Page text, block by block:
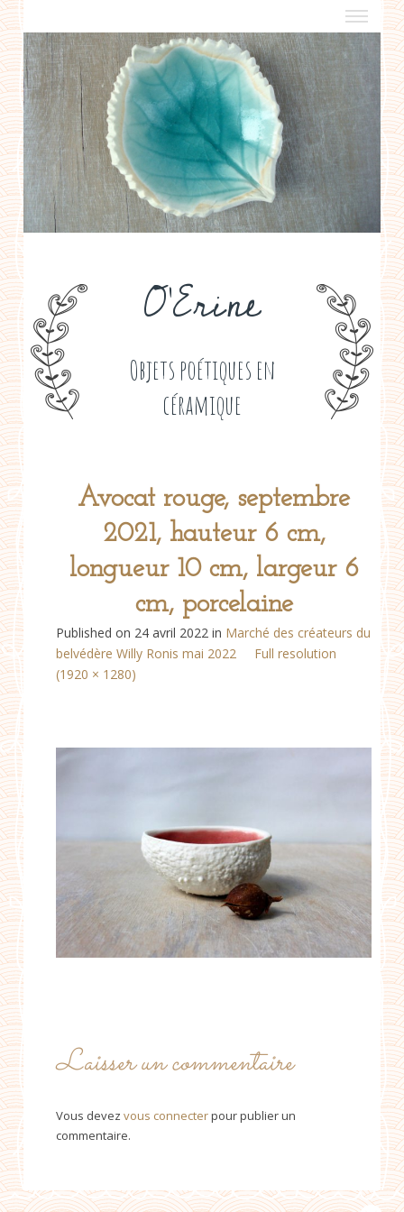
O'Erine
Objets poétiques en
céramique
a propos
boutiques de créateurs
contact
politique de confidentialité
Avocat rouge, septembre
2021, hauteur 6 cm,
longueur 10 cm, largeur 6
cm, porcelaine
Published on 24 avril 2022 in Marché des créateurs du
belvédère Willy Ronis mai 2022
Full resolution
(1920 × 1280)
Laisser un commentaire
Vous devez vous connecterpour publier un
commentaire.